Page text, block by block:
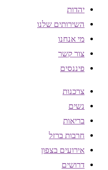
יהדות
השירותים שלנו
מי אנחנו
צור קשר
פיננסים
צרכנות
נשים
בריאות
חרבות ברזל
אירועים בצפון
דרושים